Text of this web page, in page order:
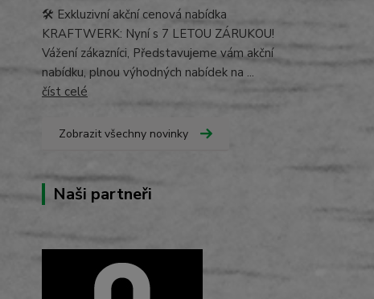
🛠️ Exkluzivní akční cenová nabídka
KRAFTWERK: Nyní s 7 LETOU ZÁRUKOU!
Vážení zákazníci, Představujeme vám akční
nabídku, plnou výhodných nabídek na ...
číst celé
Zobrazit všechny novinky
Naši partneři